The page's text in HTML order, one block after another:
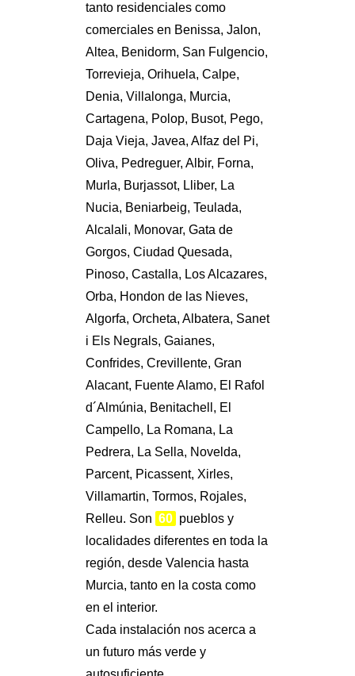
tanto residenciales como
comerciales en Benissa, Jalon,
Altea, Benidorm, San Fulgencio,
Torrevieja, Orihuela, Calpe,
Denia, Villalonga, Murcia,
Cartagena, Polop, Busot, Pego,
Daja Vieja, Javea, Alfaz del Pi,
Oliva, Pedreguer, Albir, Forna,
Murla, Burjassot, Lliber, La
Nucia, Beniarbeig, Teulada,
Alcalali, Monovar, Gata de
Gorgos, Ciudad Quesada,
Pinoso, Castalla, Los Alcazares,
Orba, Hondon de las Nieves,
Algorfa, Orcheta, Albatera, Sanet
i Els Negrals, Gaianes,
Confrides, Crevillente, Gran
Alacant, Fuente Alamo, El Rafol
d´Almúnia, Benitachell, El
Campello, La Romana, La
Pedrera, La Sella, Novelda,
Parcent, Picassent, Xirles,
Villamartin, Tormos, Rojales,
Relleu. Son 60 pueblos y
localidades diferentes en toda la
región, desde Valencia hasta
Murcia, tanto en la costa como
en el interior.
Cada instalación nos acerca a
un futuro más verde y